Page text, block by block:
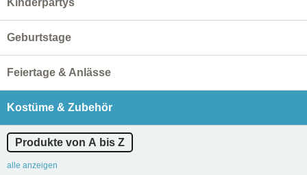
Kinderpartys
Geburtstage
Feiertage & Anlässe
Kostüme & Zubehör
Produkte von A bis Z
alle anzeigen